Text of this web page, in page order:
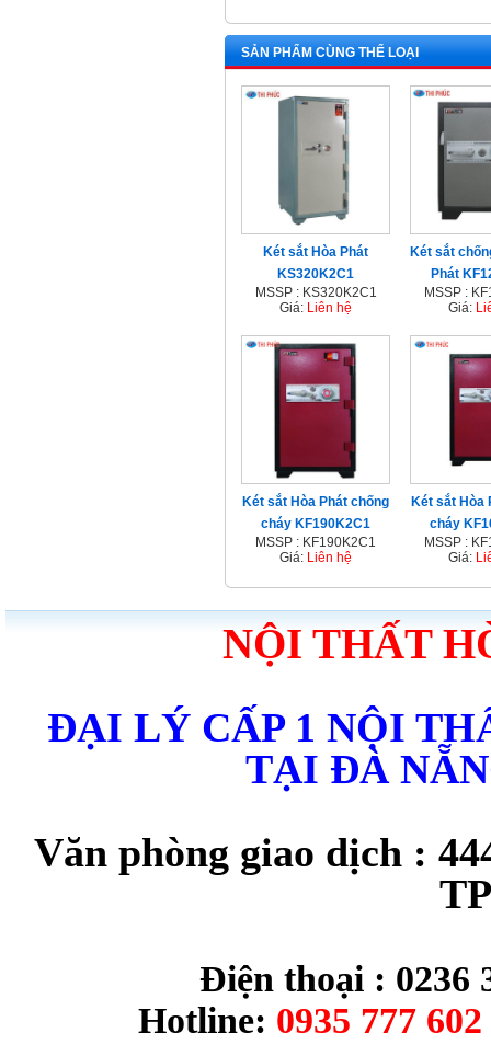
SẢN PHẨM CÙNG THỂ LOẠI
Két sắt Hòa Phát
KS320K2C1
MSSP : KS320K2C1
Giá: Liên hệ
Két sắt
Phát
MSSP :
Giá:
Két sắt Hòa Phát chống
cháy KF190K2C1
MSSP : KF190K2C1
Giá: Liên hệ
Két sắt Hòa
cháy
MSSP :
Giá:
NỘI THẤT
ĐẠI LÝ CẤP 1 NỘI
TẠI ĐÀ
Văn phòng giao dịch :
Điện thoại : 0236
Hotline: 0935 777